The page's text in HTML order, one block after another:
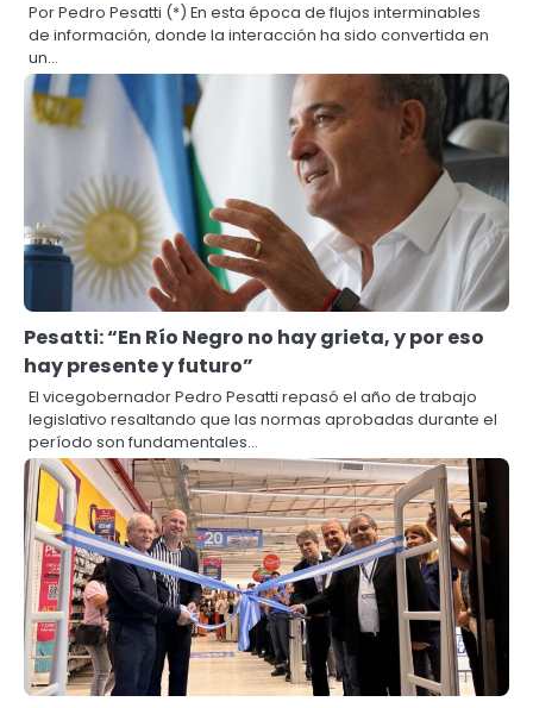
Por Pedro Pesatti (*) En esta época de flujos interminables
de información, donde la interacción ha sido convertida en
un…
Pesatti: “En Río Negro no hay grieta, y por eso
hay presente y futuro”
El vicegobernador Pedro Pesatti repasó el año de trabajo
legislativo resaltando que las normas aprobadas durante el
período son fundamentales…